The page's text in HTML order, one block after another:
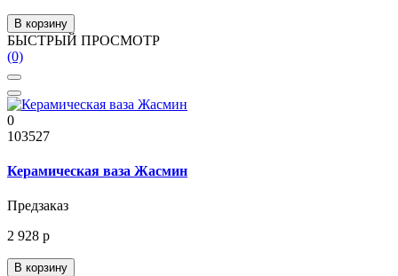
В корзину
БЫСТРЫЙ ПРОСМОТР
(0)
0
103527
Керамическая ваза Жасмин
Предзаказ
2 928 р
В корзину